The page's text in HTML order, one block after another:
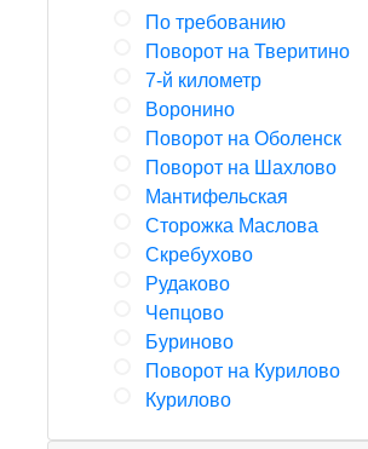
По требованию
Поворот на Тверитино
7-й километр
Воронино
Поворот на Оболенск
Поворот на Шахлово
Мантифельская
Сторожка Маслова
Скребухово
Рудаково
Чепцово
Буриново
Поворот на Курилово
Курилово